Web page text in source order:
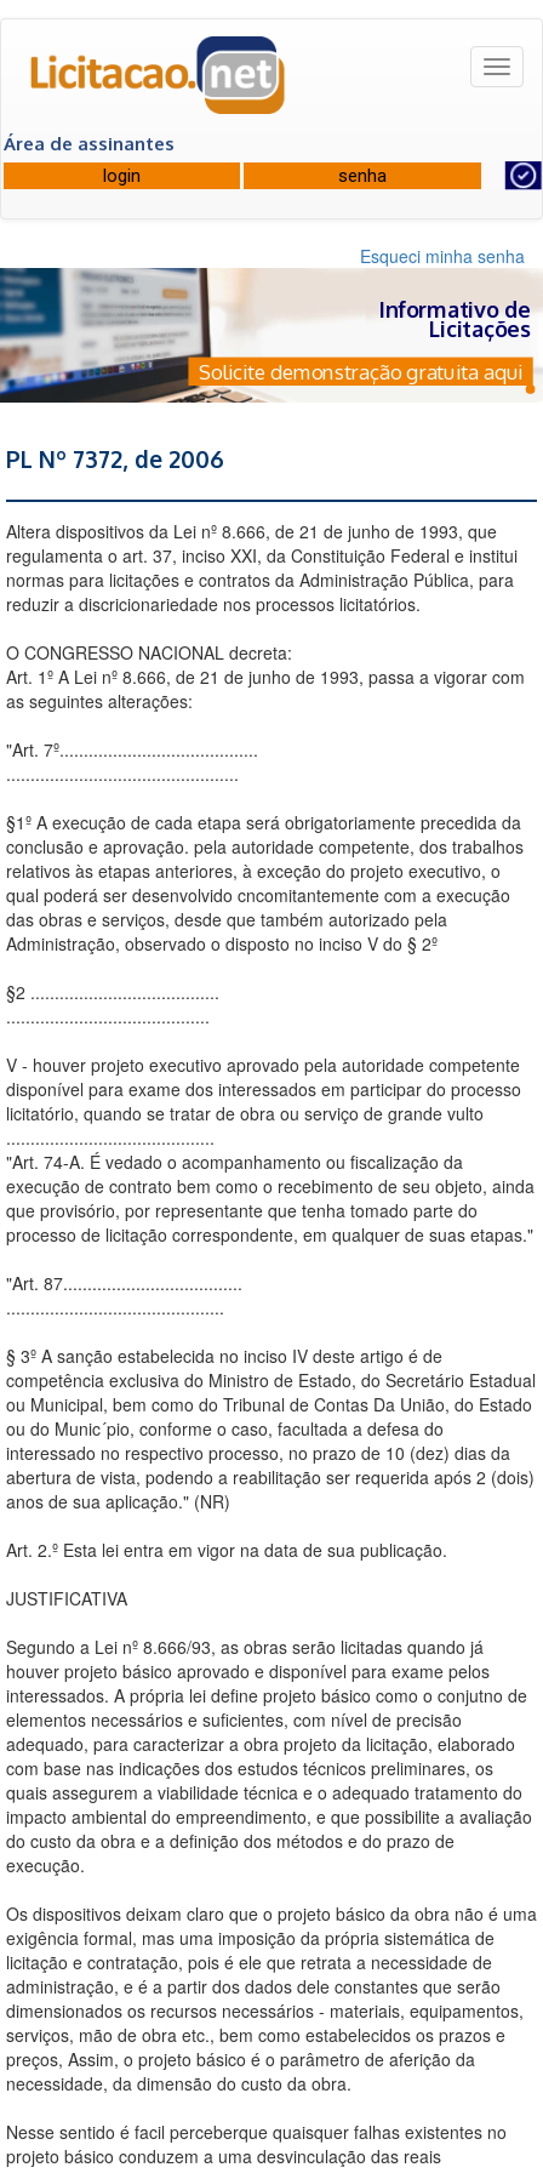
Área de assinantes
Esqueci minha senha
Informativo de
Licitações
Solicite demonstração gratuita aqui
PL Nº 7372, de 2006
Altera dispositivos da Lei nº 8.666, de 21 de junho de 1993, que
regulamenta o art. 37, inciso XXI, da Constituição Federal e institui
normas para licitações e contratos da Administração Pública, para
reduzir a discricionariedade nos processos licitatórios.
O CONGRESSO NACIONAL decreta:
Art. 1º A Lei nº 8.666, de 21 de junho de 1993, passa a vigorar com
as seguintes alterações:
"Art. 7º.........................................
................................................
§1º A execução de cada etapa será obrigatoriamente precedida da
conclusão e aprovação. pela autoridade competente, dos trabalhos
relativos às etapas anteriores, à exceção do projeto executivo, o
qual poderá ser desenvolvido cncomitantemente com a execução
das obras e serviços, desde que também autorizado pela
Administração, observado o disposto no inciso V do § 2º
§2 .......................................
..........................................
V - houver projeto executivo aprovado pela autoridade competente
disponível para exame dos interessados em participar do processo
licitatório, quando se tratar de obra ou serviço de grande vulto
...........................................
"Art. 74-A. É vedado o acompanhamento ou fiscalização da
execução de contrato bem como o recebimento de seu objeto, ainda
que provisório, por representante que tenha tomado parte do
processo de licitação correspondente, em qualquer de suas etapas."
"Art. 87.....................................
.............................................
§ 3º A sanção estabelecida no inciso IV deste artigo é de
competência exclusiva do Ministro de Estado, do Secretário Estadual
ou Municipal, bem como do Tribunal de Contas Da União, do Estado
ou do Munic´pio, conforme o caso, facultada a defesa do
interessado no respectivo processo, no prazo de 10 (dez) dias da
abertura de vista, podendo a reabilitação ser requerida após 2 (dois)
anos de sua aplicação." (NR)
Art. 2.º Esta lei entra em vigor na data de sua publicação.
JUSTIFICATIVA
Segundo a Lei nº 8.666/93, as obras serão licitadas quando já
houver projeto básico aprovado e disponível para exame pelos
interessados. A própria lei define projeto básico como o conjutno de
elementos necessários e suficientes, com nível de precisão
adequado, para caracterizar a obra projeto da licitação, elaborado
com base nas indicações dos estudos técnicos preliminares, os
quais assegurem a viabilidade técnica e o adequado tratamento do
impacto ambiental do empreendimento, e que possibilite a avaliação
do custo da obra e a definição dos métodos e do prazo de
execução.
Os dispositivos deixam claro que o projeto básico da obra não é uma
exigência formal, mas uma imposição da própria sistemática de
licitação e contratação, pois é ele que retrata a necessidade de
administração, e é a partir dos dados dele constantes que serão
dimensionados os recursos necessários - materiais, equipamentos,
serviços, mão de obra etc., bem como estabelecidos os prazos e
preços, Assim, o projeto básico é o parâmetro de aferição da
necessidade, da dimensão do custo da obra.
Nesse sentido é facil perceberque quaisquer falhas existentes no
projeto básico conduzem a uma desvinculação das reais